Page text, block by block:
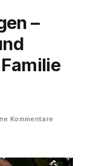
–
Kommentare